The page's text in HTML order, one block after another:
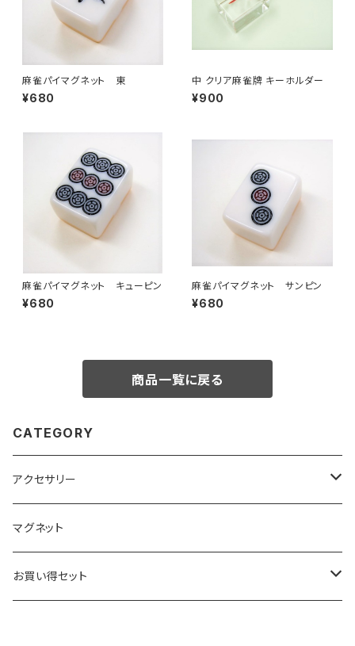
麻雀パイマグネット 東
¥680
中 クリア麻雀牌 キーホルダー
¥900
麻雀パイマグネット キューピン
¥680
麻雀パイマグネット サンピン
¥680
商品一覧に戻る
CATEGORY
アクセサリー
キーホルダー
ベーシック
ストラップ
マグネット
お買い得セット